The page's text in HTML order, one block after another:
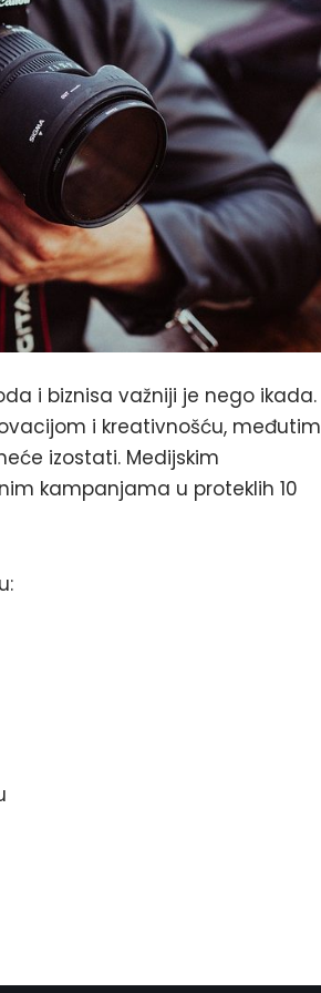
i biznisa važniji je nego ikada.
i kreativnošću, međutim
izostati. Medijskim
kampanjama u proteklih 10